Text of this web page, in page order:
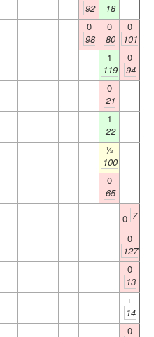
92
18
0
98
0
80
0
101
1
119
0
94
0
21
1
22
½
100
0
65
0 7
0
127
0
13
+
14
0